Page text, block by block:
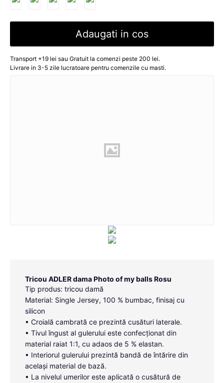
Adaugati in cos
Transport +19 lei sau Gratuit la comenzi peste 200 lei.
Livrare in 3-5 zile lucratoare pentru comenzile cu masti.
Tricou ADLER dama Photo of my balls Rosu
Tip produs: tricou damă
Material: Single Jersey, 100 % bumbac, finisaj cu
silicon
• Croială cambrată ce prezintă cusături laterale.
• Tivul îngust al gulerului este confecționat din
material raiat 1:1, cu adaos de 5 % elastan.
• Interiorul gulerului prezintă bandă de întărire din
același material de bază.
• La nivelul umerilor este aplicată o cusătură de